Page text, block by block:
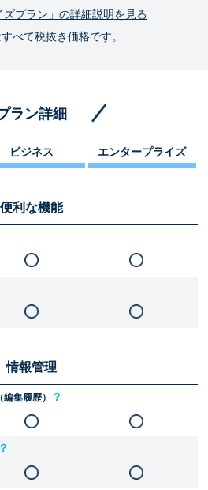
ズプラン」の詳細説明を見る
べて税抜き価格です。
ラン詳細
ビジネス エンタープライズ
便利な機能
情報管理
編集履歴） ？
？